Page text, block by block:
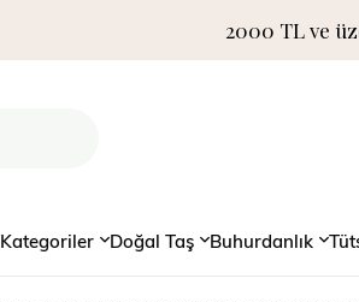
2000 TL ve
Kategoriler Doğal Taş Buhurdanlık